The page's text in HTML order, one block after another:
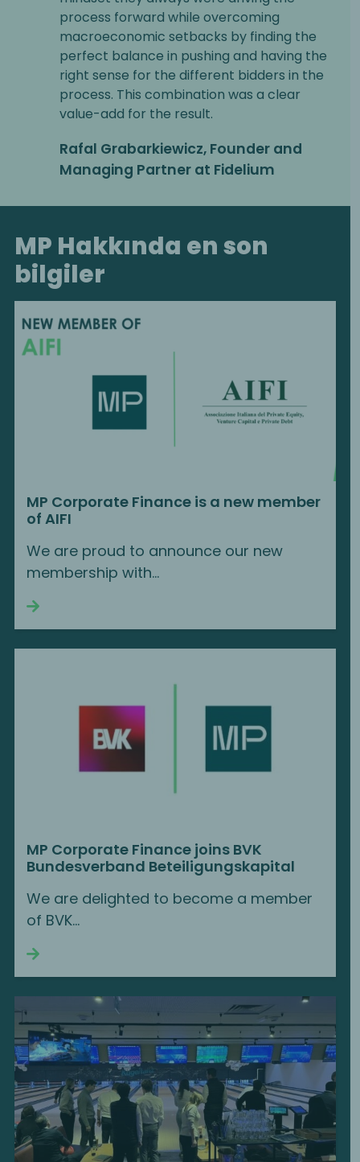
process forward while overcoming
macroeconomic setbacks by finding the
perfect balance in pushing and having the
right sense for the different bidders in the
process. This combination was a clear
value-add for the result.
Rafal Grabarkiewicz, Founder and
Managing Partner at Fidelium
MP Hakkında en son
bilgiler
MP Corporate Finance is a new member
of AIFI
We are proud to announce our new
membership with…
MP Corporate Finance joins BVK
Bundesverband Beteiligungskapital
We are delighted to become a member
of BVK…